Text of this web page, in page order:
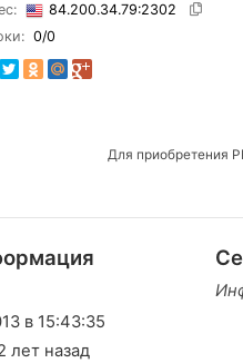
84.200.34.79:2302
0/0
Для приобретения
в 15:43:35
лет назад